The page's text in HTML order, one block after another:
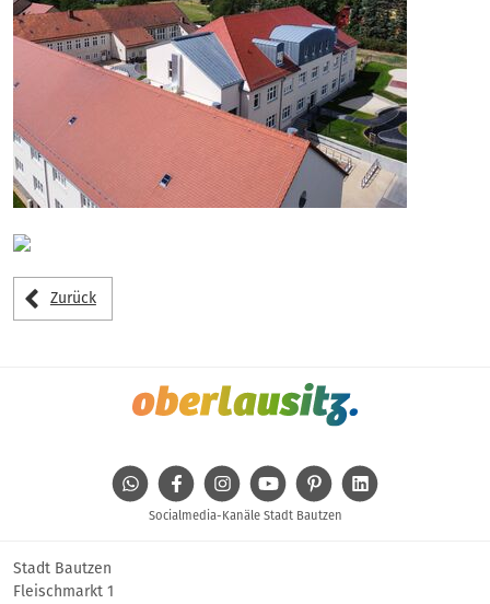
Zurück
WhatsAppFacebookInstagramYoutube Pinterest
Socialmedia-Kanäle Stadt Bautzen
Stadt Bautzen
Fleischmarkt 1